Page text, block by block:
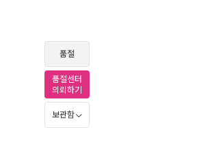
품절
품절센터
의뢰하기
보관함